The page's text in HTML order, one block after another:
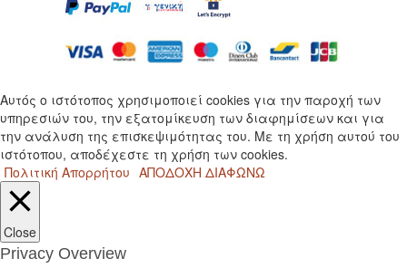
Αυτός ο ιστότοπος χρησιμοποιεί cookies για την παροχή των
υπηρεσιών του, την εξατομίκευση των διαφημίσεων και για
την ανάλυση της επισκεψιμότητας του. Με τη χρήση αυτού του
ιστότοπου, αποδέχεστε τη χρήση των cookies.
Πολιτική Απορρήτου ΑΠΟΔΟΧΗ ΔΙΑΦΩΝΩ
Close
Privacy Overview